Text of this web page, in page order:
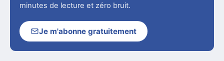
minutes de lecture et zéro bruit.
Je m'abonne gratuitement